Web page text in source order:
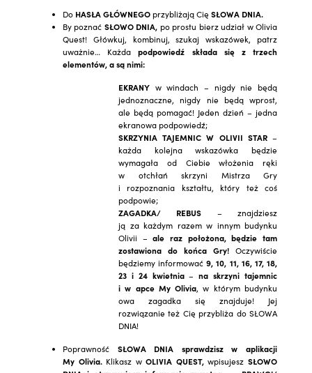
Do HASŁA GŁÓWNEGOprzybliżają Cię SŁOWA DNIA.
By poznać SŁOWO DNIA, po prostu bierz udział w Olivia
Quest! Główkuj, kombinuj, szukaj wskazówek, patrz
uważnie… Każdapodpowiedź składa się z trzech
elementów, a są nimi:
EKRANY w windach – nigdy nie będą
jednoznaczne, nigdy nie będą wprost,
ale będą pomagać! Jeden dzień – jedna
ekranowa podpowiedź;
SKRZYNIA TAJEMNIC W OLIVII STAR–
każda kolejna wskazówka będzie
wymagała od Ciebie włożenia ręki
w otchłań skrzyni Mistrza Gry
i rozpoznania kształtu, który też coś
podpowie;
ZAGADKA/ REBUS – znajdziesz
ją za każdym razem w innym budynku
Olivii –ale raz położona, będzie tam
zostawiona do końca Gry! Oczywiście
będziemy informować9, 10, 11, 16, 17, 18,
23 i 24 kwietnia–na skrzyni tajemnic
i w apce My Olivia, w którym budynku
owa zagadka się znajduje! Jej
rozwiązanie też Cię przybliża do SŁOWA
DNIA!
Poprawność SŁOWA DNIA sprawdziszw aplikacji
My Olivia.Klikasz wOLIVIA QUEST,wpisujeszSŁOWO